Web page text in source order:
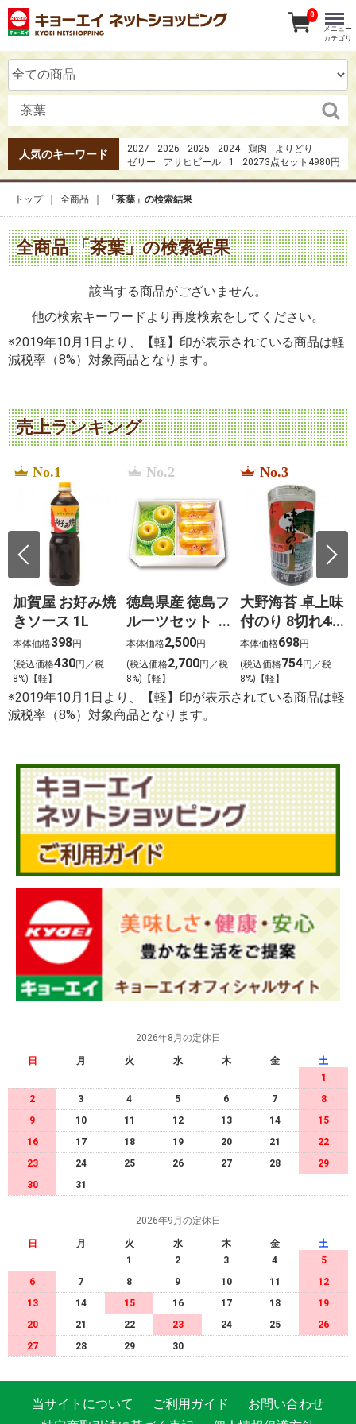
人気のキーワード 2027 2026 2025 2024 鶏肉
よりどり
ゼリー
アサヒビール 1
20273点セット4980円
ガーナ
0
メニュー
カテゴリ
トップ 全商品 「茶葉」の検索結果
全商品 「茶葉」の検索結果
該当する商品がございません。
他の検索キーワードより再度検索をしてください。
※2019年10月1日より、【軽】印が表示されている商品は軽
減税率（8%）対象商品となります。
売上ランキング
No.1
加賀屋 お好み焼
きソース 1L
本体価格398円
(税込価格430円／税
8%)【軽】
No.2
徳島県産 徳島フ
ルーツセット
恵（めぐみ）
本体価格2,500円
(税込価格2,700円／税
8%)【軽】
No.3
大野海苔 卓上味
付のり 8切れ48
枚
本体価格698円
(税込価格754円／税
8%)【軽】
※2019年10月1日より、【軽】印が表示されている商品は軽
減税率（8%）対象商品となります。
2026年8月の定休日
日 月 火 水 木 金
土
1
2
3 4 5 6 7
8
9
10 11 12 13 14
15
16
17 18 19 20 21
22
23
24 25 26 27 28
29
30
31
2026年9月の定休日
日 月 火 水 木 金
土
1
2 3 4
5
6
7 8 9 10 11
12
13
14 15 16 17 18
19
20
21 22 23 24 25
26
27
28 29 30
当サイトについて ご利用ガイド
お問い合わせ